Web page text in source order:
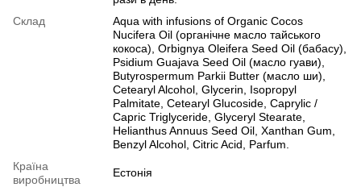
Склад
Aqua with infusions of Organic Cocos
Nucifera Oil (органічне масло тайського
кокоса), Orbignya Oleifera Seed Oil (бабасу),
Psidium Guajava Seed Oil (масло гуави),
Butyrospermum Parkii Butter (масло ши),
Cetearyl Alcohol, Glycerin, Isopropyl
Palmitate, Cetearyl Glucoside, Caprylic /
Capric Triglyceride, Glyceryl Stearate,
Helianthus Annuus Seed Oil, Xanthan Gum,
Benzyl Alcohol, Citric Acid, Parfum.
Країна
виробництва
Естонія